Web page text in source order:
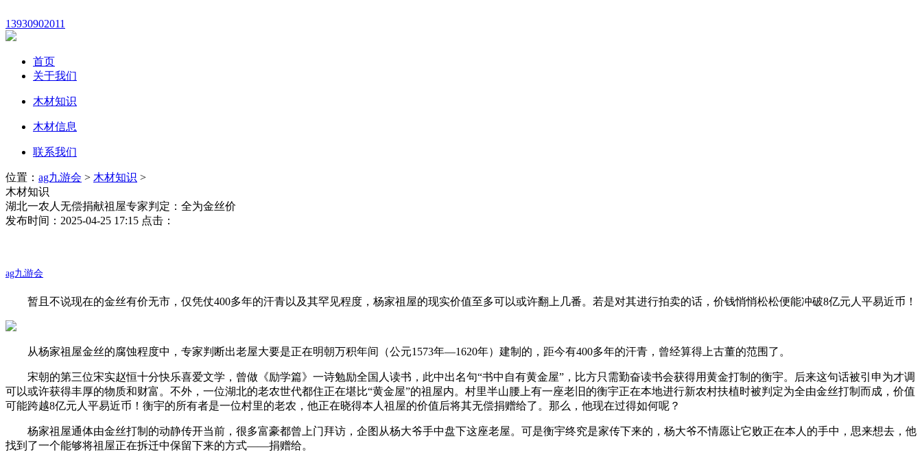
13930902011
首页
关于我们
木材知识
木材信息
联系我们
位置： ag九游会 > 木材知识 >
木材知识
湖北一农人无偿捐献祖屋专家判定：全为金丝价
发布时间：2025-04-25 17:15 点击：
ag九游会
暂且不说现在的金丝有价无市，仅凭仗400多年的汗青以及其罕见程度，杨家祖屋的现实价值至多可以或许翻上几番。若是对其进行拍卖的话，价钱悄悄松松便能冲破8亿元人平易近币！
从杨家祖屋金丝的腐蚀程度中，专家判断出老屋大要是正在明朝万积年间（公元1573年—1620年）建制的，距今有400多年的汗青，曾经算得上古董的范围了。
宋朝的第三位宋实赵恒十分快乐喜爱文学，曾做《励学篇》一诗勉励全国人读书，此中出名句“书中自有黄金屋”，比方只需勤奋读书会获得用黄金打制的衡宇。后来这句话被引申为才调
可以或许获得丰厚的物质和财富。不外，一位湖北的老农世代都住正在堪比“黄金屋”的祖屋内。村里半山腰上有一座老旧的衡宇正在本地进行新农村扶植时被判定为全由金丝打制而成，价值
可能跨越8亿元人平易近币！衡宇的所有者是一位村里的老农，他正在晓得本人祖屋的价值后将其无偿捐赠给了。那么，他现在过得如何呢？
杨家祖屋通体由金丝打制的动静传开当前，很多富豪都曾上门拜访，企图从杨大爷手中盘下这座老屋。可是衡宇终究是家传下来的，杨大爷不情愿让它败正在本人的手中，思来想去，他
找到了一个能够将祖屋正在拆迁中保留下来的方式——捐赠给。